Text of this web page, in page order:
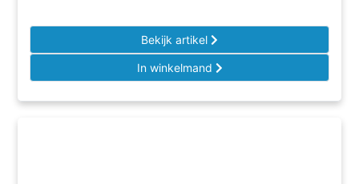
Bekijk artikel
In winkelmand